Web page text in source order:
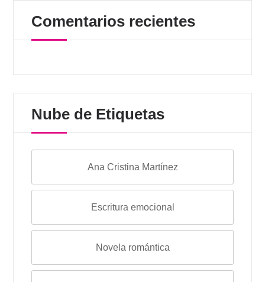
Comentarios recientes
Nube de Etiquetas
Ana Cristina Martínez
Escritura emocional
Novela romántica